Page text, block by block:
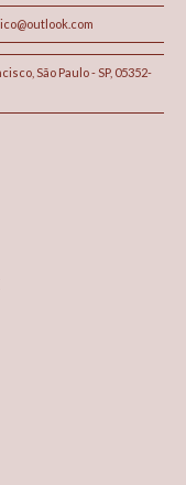
São Paulo - SP, 05352-